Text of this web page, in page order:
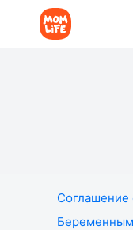
Соглашение
Беременным